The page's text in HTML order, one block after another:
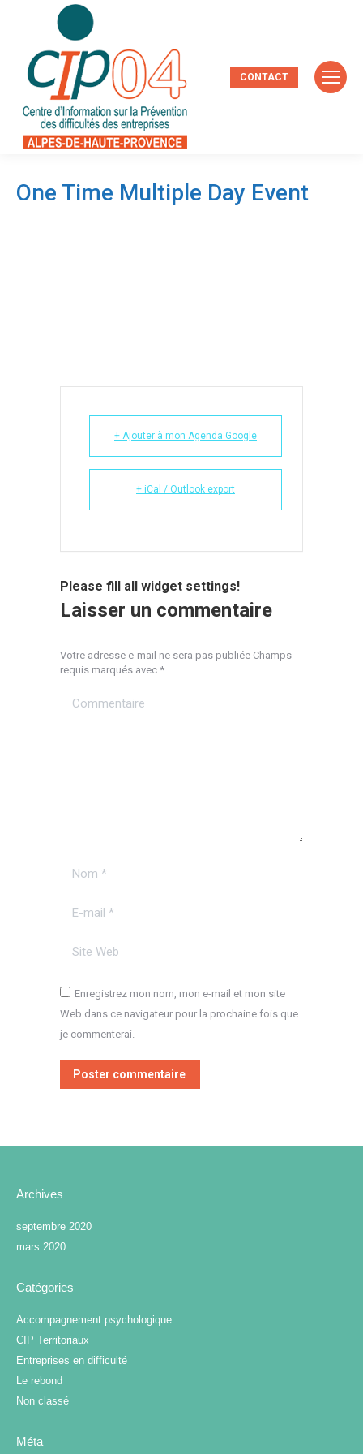
CONTACT
One Time Multiple Day Event
+ Ajouter à mon Agenda Google
+ iCal / Outlook export
Please fill all widget settings!
Laisser un commentaire
Votre adresse e-mail ne sera pas publiée Champs
requis marqués avec *
Commentaire
Nom *
E-mail *
Site Web
Enregistrez mon nom, mon e-mail et mon site
Web dans ce navigateur pour la prochaine fois que
je commenterai.
Poster commentaire
Archives
septembre 2020
mars 2020
Catégories
Accompagnement psychologique
CIP Territoriaux
Entreprises en difficulté
Le rebond
Non classé
Méta